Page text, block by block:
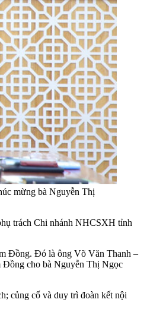
mừng bà Nguyễn Thị
trách Chi nhánh NHCSXH tỉnh
Đồng. Đó là ông Võ Văn Thanh –
cho bà Nguyễn Thị Ngọc
củng cố và duy trì đoàn kết nội